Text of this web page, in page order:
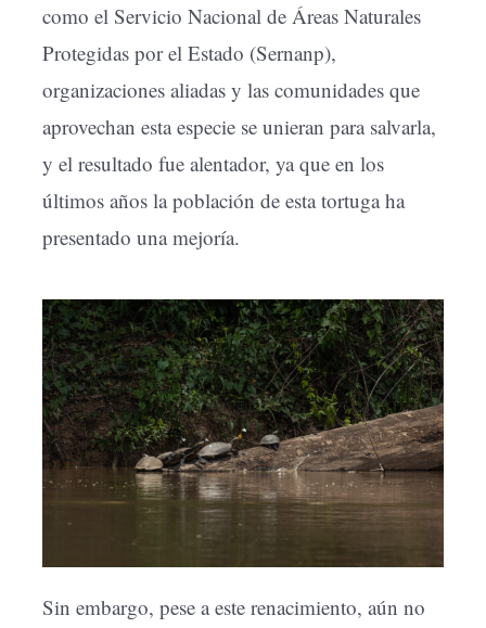
como el Servicio Nacional de Áreas Naturales
Protegidas por el Estado (Sernanp),
organizaciones aliadas y las comunidades que
aprovechan esta especie se unieran para salvarla,
y el resultado fue alentador, ya que en los
últimos años la población de esta tortuga ha
presentado una mejoría.
Sin embargo, pese a este renacimiento, aún no